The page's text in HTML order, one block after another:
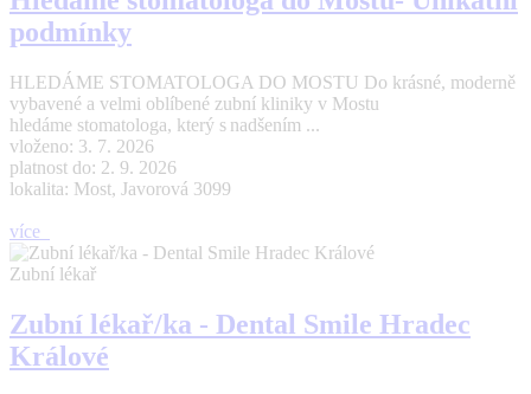
podmínky
HLEDÁME STOMATOLOGA DO MOSTU Do krásné, moderně
vybavené a velmi oblíbené zubní kliniky v Mostu
hledáme stomatologa, který s nadšením ...
vloženo: 3. 7. 2026
platnost do: 2. 9. 2026
lokalita: Most, Javorová 3099
více
Zubní lékař
Zubní lékař/ka - Dental Smile Hradec
Králové